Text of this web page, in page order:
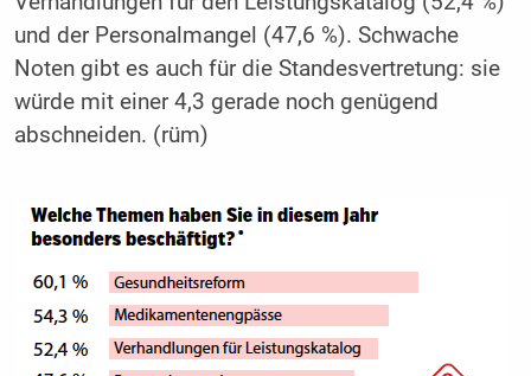
und der Personalmangel (47,6 %). Schwache
Noten gibt es auch für die Standesvertretung: sie
würde mit einer 4,3 gerade noch genügend
abschneiden. (rüm)